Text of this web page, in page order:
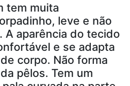
tem muita
leve e não
A aparência do tecido
e se adapta
corpo. Não forma
pêlos. Tem um